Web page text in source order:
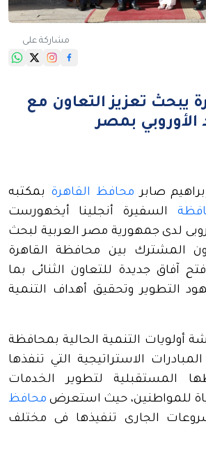
مشاركة على
يبحث تعزيز التعاون مع
الأوروبي بمصر
صابر محافظ القاهرة بمكتبه
السفيرة أنجلينا أيخهورست
لدى جمهورية مصر العربية لبحث
المشترك بين محافظة القاهرة
آفاق جديدة للتعاون الثنائى بما
التطوير وتحقيق أهداف التنمية
أولويات التنمية الحالية بمحافظة
الاستراتيجية التي تنفذها
المستقبلية لتطوير الخدمات
للمواطنين، حيث استعرض محافظ
الجارى تنفيذها فى مختلف